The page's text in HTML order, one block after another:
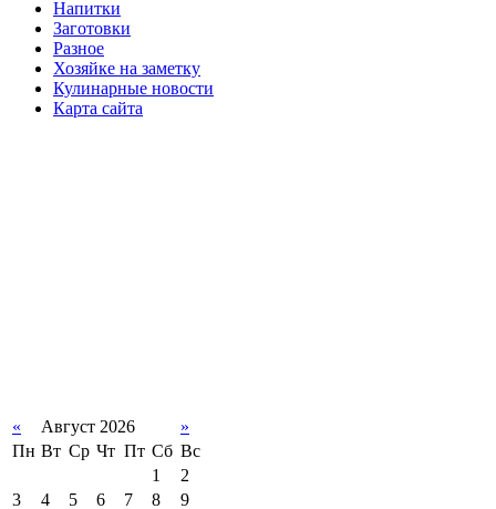
Напитки
Заготовки
Разное
Хозяйке на заметку
Кулинарные новости
Карта сайта
« Август 2026
»
Пн Вт Ср Чт Пт Сб Вс
1
2
3
4 5 6 7 8
9